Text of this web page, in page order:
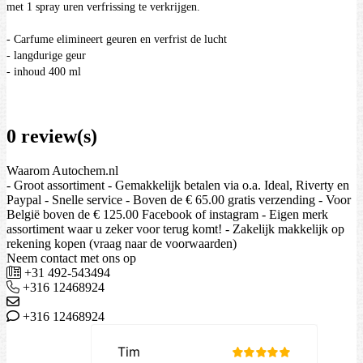
met 1 spray uren verfrissing te verkrijgen.
- Carfume elimineert geuren en verfrist de lucht
- langdurige geur
- inhoud 400 ml
0 review(s)
Waarom Autochem.nl
- Groot assortiment - Gemakkelijk betalen via o.a. Ideal, Riverty en
Paypal - Snelle service - Boven de € 65.00 gratis verzending - Voor
België boven de € 125.00 Facebook of instagram - Eigen merk
assortiment waar u zeker voor terug komt! - Zakelijk makkelijk op
rekening kopen (vraag naar de voorwaarden)
Neem contact met ons op
+31 492-543494
+316 12468924
+316 12468924